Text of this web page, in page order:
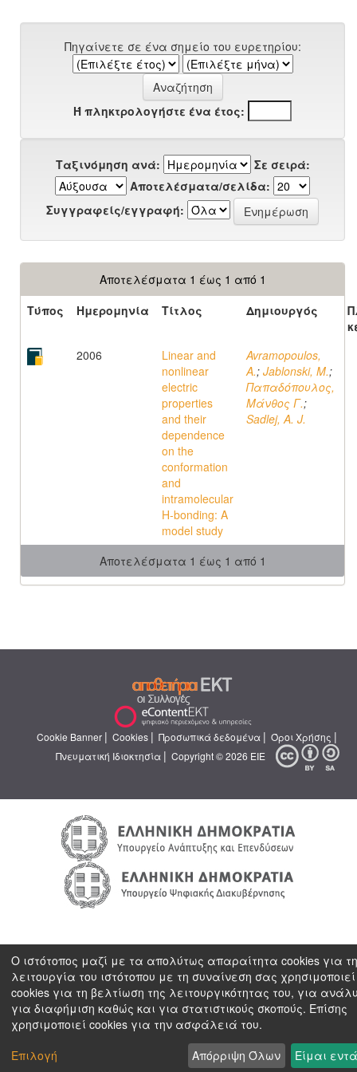
Πηγαίνετε σε ένα σημείο του ευρετηρίου:
Ή πληκτρολογήστε ένα έτος:
Ταξινόμηση ανά:
Σε σειρά:
Αποτελέσματα/σελίδα:
Συγγραφείς/εγγραφή:
Αποτελέσματα 1 έως 1 από 1
Τύπος
Ημερομηνία Τίτλος Δημιουργός
2006
Linear and
nonlinear
electric
properties
and their
dependence
on the
conformation
and
intramolecular
H-bonding: A
model study
Avramopoulos,
A.; Jablonski, M.;
Παπαδόπουλος,
Μάνθος Γ.;
Sadlej, A. J.
Αποτελέσματα 1 έως 1 από 1
Cookie Banner | Cookies | Προσωπικά δεδομένα | Όροι Χρήσης |
Πνευματική Ιδιοκτησία | Copyright © 2026 ΕΙΕ
Ο ιστότοπος μαζί με τα απολύτως απαραίτητα cookies για
λειτουργία του ιστότοπου με τη συναίνεση σας χρησιμοποιεί
cookies για τη βελτίωση της λειτουργικότητας του, για
για διαφήμιση καθώς και για στατιστικούς σκοπούς. Επίσης
χρησιμοποιεί cookies για την ασφάλειά του.
Επιλογή
Απόρριψη Όλων Είμαι